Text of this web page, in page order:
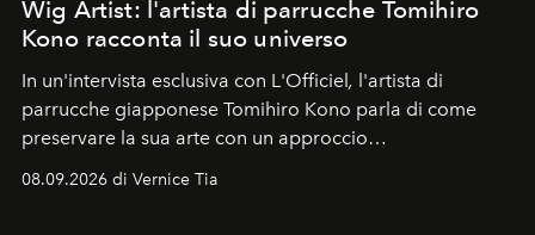
Wig Artist: l'artista di parrucche Tomihiro
Kono racconta il suo universo
In un'intervista esclusiva con L'Officiel, l'artista di
parrucche giapponese Tomihiro Kono parla di come
preservare la sua arte con un approccio
08.09.2026 di Vernice Tia